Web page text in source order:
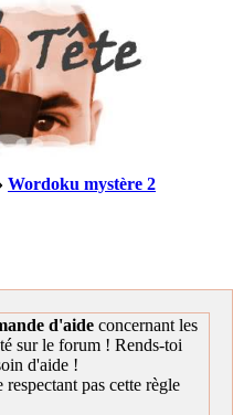
Wordoku mystère 2
d'aide concernant les
sur le forum ! Rends-toi
d'aide !
pas cette règle